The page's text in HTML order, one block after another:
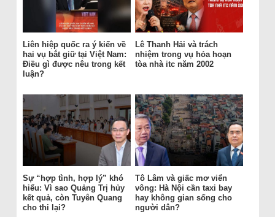
Liên hiệp quốc ra ý kiến về
hai vụ bắt giữ tại Việt Nam:
Điều gì được nêu trong kết
luận?
Lê Thanh Hải và trách
nhiệm trong vụ hỏa hoạn
tòa nhà itc năm 2002
Sự “hợp tình, hợp lý” khó
hiểu: Vì sao Quảng Trị hủy
kết quả, còn Tuyên Quang
cho thi lại?
Tô Lâm và giấc mơ viển
vông: Hà Nội cần taxi bay
hay không gian sống cho
người dân?